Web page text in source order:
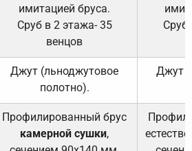
имитацией бруса.
Сруб в 2 этажа- 35
венцов
Сруб
Джут (льноджутовое
полотно).
Джут
Профилированный брус
камерной сушки,